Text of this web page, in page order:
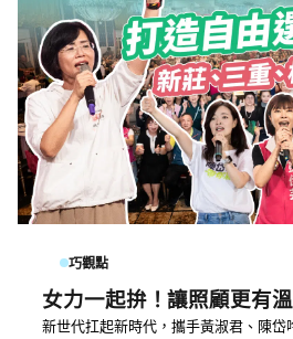
巧觀點
女力一起拚！讓照顧更有
新世代扛起新時代，攜手黃淑君、陳岱